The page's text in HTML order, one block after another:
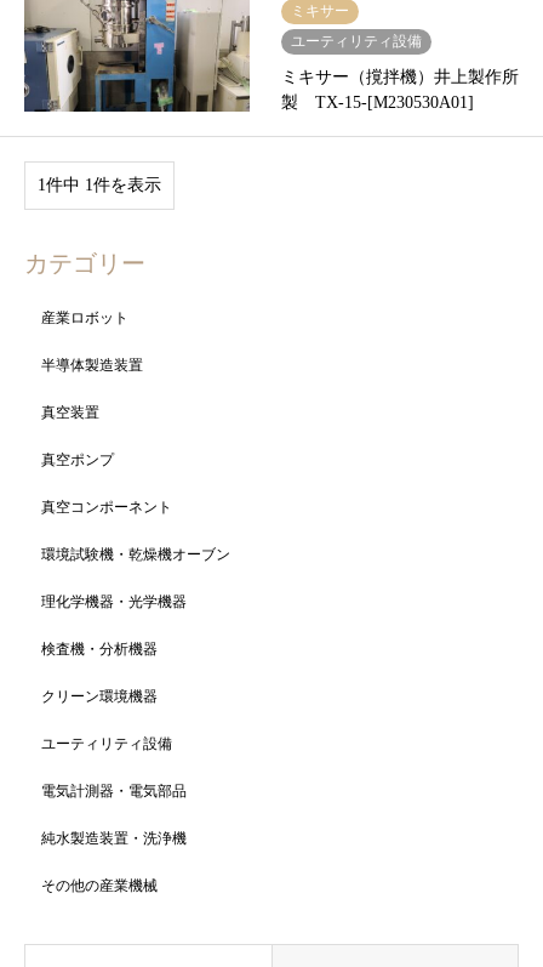
ミキサー
ユーティリティ設備
ミキサー（撹拌機）井上製作所
製 TX-15-[M230530A01]
1件中 1件を表示
カテゴリー
産業ロボット
半導体製造装置
真空装置
真空ポンプ
真空コンポーネント
環境試験機・乾燥機オーブン
理化学機器・光学機器
検査機・分析機器
クリーン環境機器
ユーティリティ設備
電気計測器・電気部品
純水製造装置・洗浄機
その他の産業機械